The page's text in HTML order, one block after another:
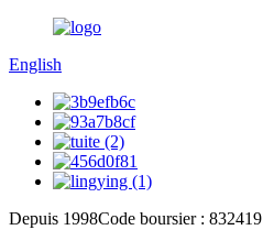
English
Depuis 1998Code boursier : 832419